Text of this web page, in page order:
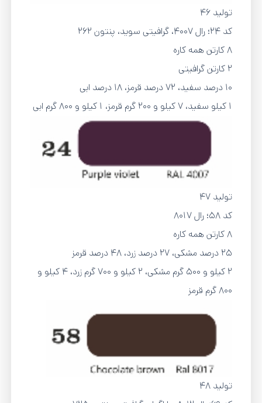
تولید 46
کد 24؛ رال ۴۰۰۷، گرافیتی سوید، پنتون 262
8 کارتن همه کاره
2 کارتن گرافیتی
۱۰ درصد سفید، ۷۲ درصد قرمز، ۱۸ درصد ابی
1 کیلو سفید، 7 کیلو و 200 گرم قرمز، 1 کیلو و 800 گرم ابی
تولید 47
کد 58؛ رال 8017
8 کارتن همه کاره
25 درصد مشکی، 27 درصد زرد، 48 درصد قرمز
2 کیلو و 500 گرم مشکی، 2 کیلو و 700 گرم زرد، 4 کیلو و
800 گرم قرمز
تولید 48